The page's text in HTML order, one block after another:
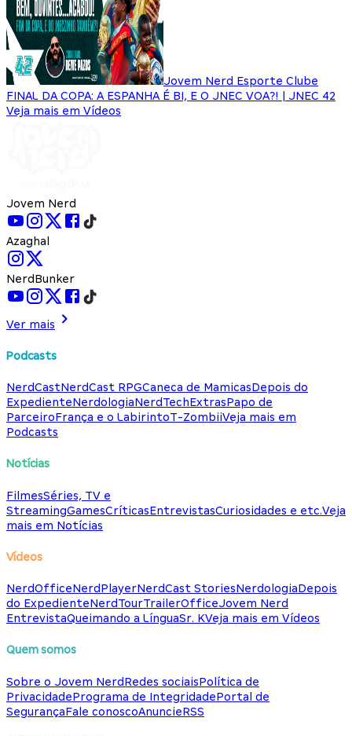
Jovem Nerd Esporte Clube
FINAL DA COPA: A ESPANHA É BI, E O JNEC VOA?! | JNEC 42
Veja mais em Vídeos
Jovem Nerd
Azaghal
NerdBunker
Ver mais
Podcasts
NerdCastNerdCast RPGCaneca de MamicasDepois do
ExpedienteNerdologiaNerdTechExtrasPapo de
ParceiroFrança e o LabirintoT-ZombiiVeja mais em
Podcasts
Notícias
FilmesSéries, TV e
StreamingGamesCríticasEntrevistasCuriosidades e etc.Veja
mais em Notícias
Vídeos
NerdOfficeNerdPlayerNerdCast StoriesNerdologiaDepois
do ExpedienteNerdTourTrailerOfficeJovem Nerd
EntrevistaQueimando a LínguaSr. KVeja mais em Vídeos
Quem somos
Sobre o Jovem NerdRedes sociaisPolítica de
PrivacidadePrograma de IntegridadePortal de
SegurançaFale conoscoAnuncieRSS